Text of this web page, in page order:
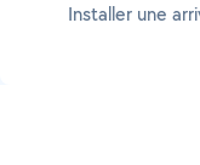
Installer une